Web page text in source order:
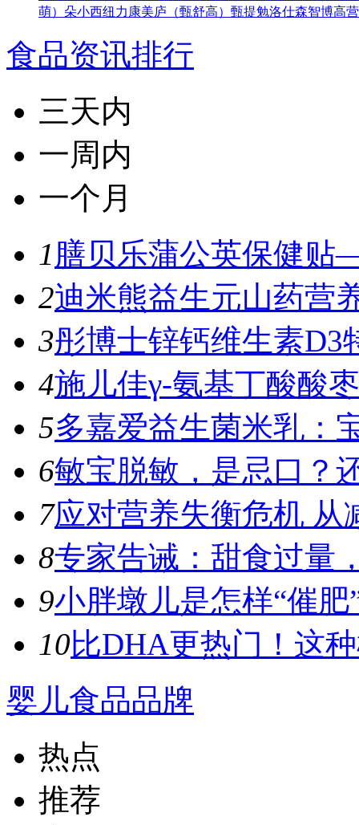
萌） 朵小西纽力康美庐（甄舒高） 甄提勉洛仕森智博高
食品资讯排行
三天内
一周内
一个月
1 膳贝乐蒲公英保健
2迪米熊益生元山药营
3彤博士锌钙维生素
4施儿佳γ-氨基丁酸酸
5多嘉爱益生菌米乳：
6敏宝脱敏，是忌口？
7应对营养失衡危机 从
8专家告诫：甜食过量
9小胖墩儿是怎样“催
10比DHA更热门！这
婴儿食品品牌
热点
推荐